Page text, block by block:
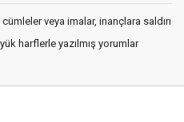
veya imalar, inançlara saldırı
harflerle yazılmış yorumlar